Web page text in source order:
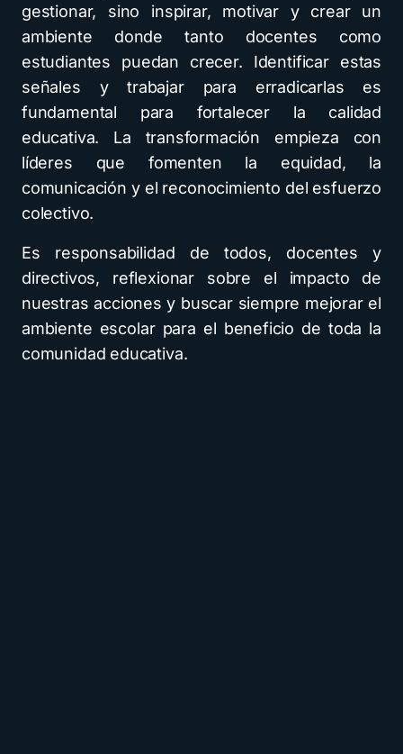
gestionar, sino inspirar, motivar y crear un
ambiente donde tanto docentes como
estudiantes puedan crecer. Identificar estas
señales y trabajar para erradicarlas es
fundamental para fortalecer la calidad
educativa. La transformación empieza con
líderes que fomenten la equidad, la
comunicación y el reconocimiento del esfuerzo
colectivo.
Es responsabilidad de todos, docentes y
directivos, reflexionar sobre el impacto de
nuestras acciones y buscar siempre mejorar el
ambiente escolar para el beneficio de toda la
comunidad educativa.